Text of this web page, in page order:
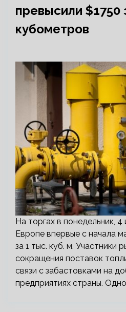
превысили $1750
кубометров
На торгах в понедельник, 4
Европе впервые с начала
за 1 тыс. куб. м. Участники
сокращения поставок
связи с забастовками на
предприятиях страны.